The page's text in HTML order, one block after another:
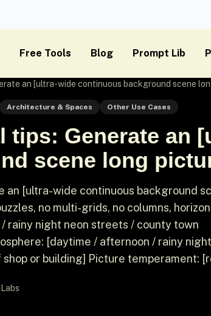
Free Tools Blog Prompt Lib
an [ultra-wide continuous background scene
Architecture & Spaces Other Use Cases
tips: Generate an
scene long
an [ultra-wide continuous background
no multi-grids, no columns,
rainy night neon streets / county town
[daytime / afternoon / rainy
or building] Picture temperament: